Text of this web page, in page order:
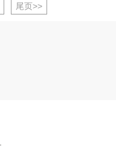
尾页>>